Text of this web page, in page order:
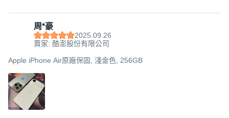
周*豪
2025.09.26
賣家: 酷澎股份有限公司
Apple iPhone Air原廠保固, 淺金色, 256GB